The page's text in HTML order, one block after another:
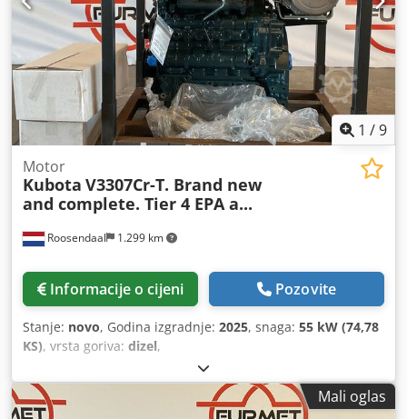
(osovina 3):13.000 kg, Godina izgradnje:2018, Oprema:
ABS, blokada diferencijala, centralno zaključavanje,
električna regulacija prozora, električno podesivo
ogledalo, filter čađi, klima-uređaj, kvačilo prikolice,
parking klima uređaj, tempomat,
1 /9
Roosendaal 1.299 km
Motor
Kubota V3307Cr-T. Brand new
and complete. Tier 4 EPA a...
Informacije o cijeni Pozovite
Stanje: novo, Godina izgradnje: 2025, snaga: 55 kW (74,78
KS), vrsta goriva: dizel,
Mali oglas